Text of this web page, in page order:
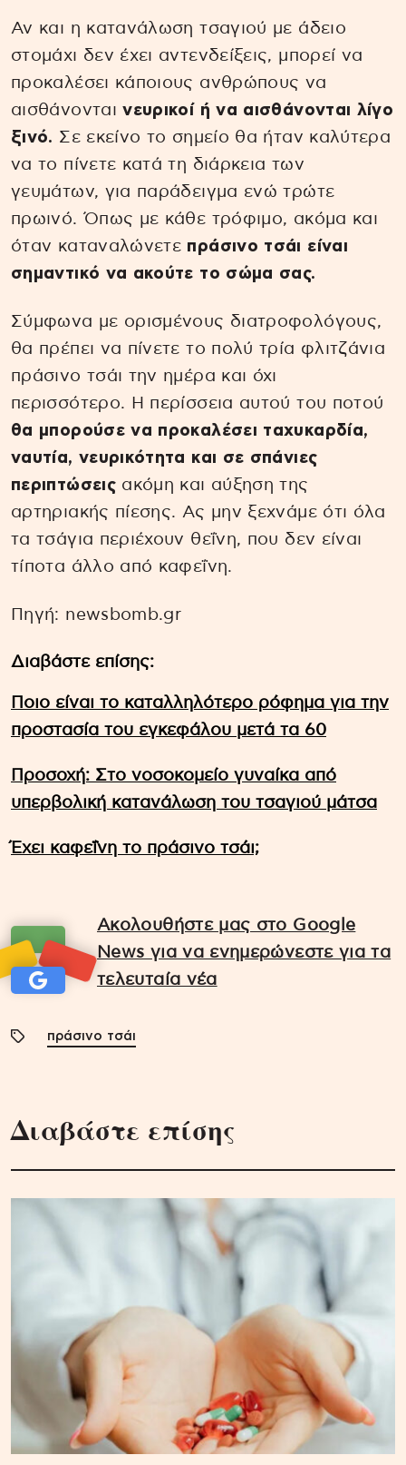
Αν και η κατανάλωση τσαγιού με άδειο
στομάχι δεν έχει αντενδείξεις, μπορεί να
προκαλέσει κάποιους ανθρώπους να
αισθάνονται νευρικοί ή να αισθάνονται λίγο
ξινό. Σε εκείνο το σημείο θα ήταν καλύτερα
να το πίνετε κατά τη διάρκεια των
γευμάτων, για παράδειγμα ενώ τρώτε
πρωινό. Όπως με κάθε τρόφιμο, ακόμα και
όταν καταναλώνετε πράσινο τσάι είναι
σημαντικό να ακούτε το σώμα σας.
Σύμφωνα με ορισμένους διατροφολόγους,
θα πρέπει να πίνετε το πολύ τρία φλιτζάνια
πράσινο τσάι την ημέρα και όχι
περισσότερο. Η περίσσεια αυτού του ποτού
θα μπορούσε να προκαλέσει ταχυκαρδία,
ναυτία, νευρικότητα και σε σπάνιες
περιπτώσειςακόμη και αύξηση της
αρτηριακής πίεσης. Ας μην ξεχνάμε ότι όλα
τα τσάγια περιέχουν θεΐνη, που δεν είναι
τίποτα άλλο από καφεΐνη.
Πηγή: newsbomb.gr
Διαβάστε επίσης:
Ποιο είναι το καταλληλότερο ρόφημα για την
προστασία του εγκεφάλου μετά τα 60
Προσοχή: Στο νοσοκομείο γυναίκα από
υπερβολική κατανάλωση του τσαγιού μάτσα
Έχει καφεΐνη το πράσινο τσάι;
Ακολουθήστε μας στο Google
News για να ενημερώνεστε για τα
τελευταία νέα
πράσινο τσάι
Διαβάστε επίσης